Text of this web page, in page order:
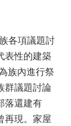
各項議題討
表性的建築
族內進行祭
群議題討論
落還建有
再現。家屋